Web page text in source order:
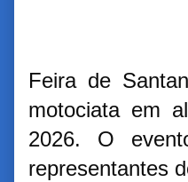
Feira de
motociata em
2026. O
representantes